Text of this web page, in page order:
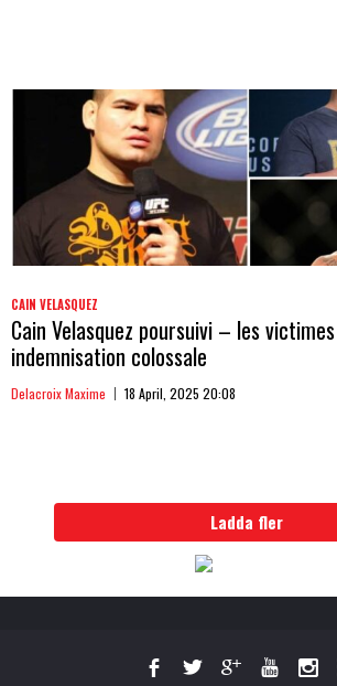
CAIN VELASQUEZ
Cain Velasquez poursuivi – les
indemnisation colossale
Delacroix Maxime 18 April, 2025 20:08
Ladda fler